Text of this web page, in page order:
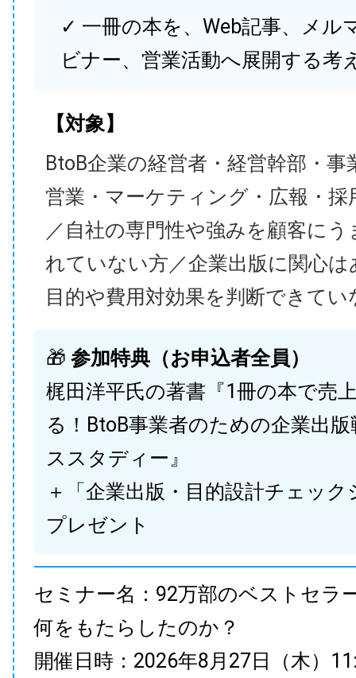
✓ 一冊の本を、Web記事、メル
ビナー、営業活動へ展開する考
【対象】
BtoB企業の経営者・経営幹部・事
営業・マーケティング・広報・採
／自社の専門性や強みを顧客に
れていない方／企業出版に関心
目的や費用対効果を判断できてい
🎁 参加特典（お申込者全員）
梶田洋平氏の著書『1冊の本で売
る！BtoB事業者のための企業出
ススタディー』
＋「企業出版・目的設計チェック
プレゼント
セミナー名：92万部のベストセラ
何をもたらしたのか？
開催日時：2026年8月27日（木）